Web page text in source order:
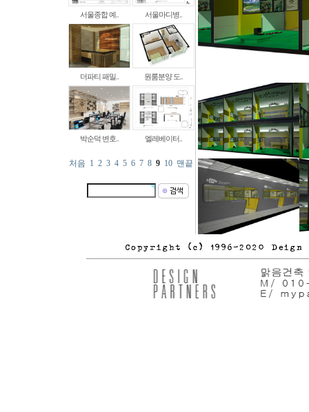
서울종합 예.. 서울마디병..
더파티 패밀.. 원룸분양 도..
박순덕 변호.. 엘레베이터..
처음 1 2 3 4 5 6 7 8 9 10 맨끝